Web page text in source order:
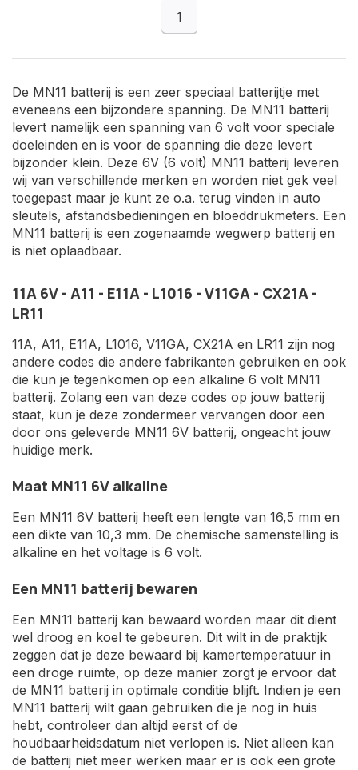
1
De MN11 batterij is een zeer speciaal batterijtje met
eveneens een bijzondere spanning. De MN11 batterij
levert namelijk een spanning van 6 volt voor speciale
doeleinden en is voor de spanning die deze levert
bijzonder klein. Deze 6V (6 volt) MN11 batterij leveren
wij van verschillende merken en worden niet gek veel
toegepast maar je kunt ze o.a. terug vinden in auto
sleutels, afstandsbedieningen en bloeddrukmeters. Een
MN11 batterij is een zogenaamde wegwerp batterij en
is niet oplaadbaar.
11A 6V - A11 - E11A - L1016 - V11GA - CX21A -
LR11
11A, A11, E11A, L1016, V11GA, CX21A en LR11 zijn nog
andere codes die andere fabrikanten gebruiken en ook
die kun je tegenkomen op een alkaline 6 volt MN11
batterij. Zolang een van deze codes op jouw batterij
staat, kun je deze zondermeer vervangen door een
door ons geleverde MN11 6V batterij, ongeacht jouw
huidige merk.
Maat MN11 6V alkaline
Een MN11 6V batterij heeft een lengte van 16,5 mm en
een dikte van 10,3 mm. De chemische samenstelling is
alkaline en het voltage is 6 volt.
Een MN11 batterij bewaren
Een MN11 batterij kan bewaard worden maar dit dient
wel droog en koel te gebeuren. Dit wilt in de praktijk
zeggen dat je deze bewaard bij kamertemperatuur in
een droge ruimte, op deze manier zorgt je ervoor dat
de MN11 batterij in optimale conditie blijft. Indien je een
MN11 batterij wilt gaan gebruiken die je nog in huis
hebt, controleer dan altijd eerst of de
houdbaarheidsdatum niet verlopen is. Niet alleen kan
de batterij niet meer werken maar er is ook een grote